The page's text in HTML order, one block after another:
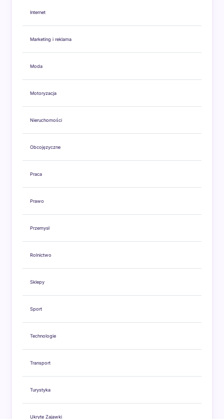
Internet
Marketing i reklama
Moda
Motoryzacja
Nieruchomości
Obcojęzyczne
Praca
Prawo
Przemysł
Rolnictwo
Sklepy
Sport
Technologie
Transport
Turystyka
Ukryte Zajawki